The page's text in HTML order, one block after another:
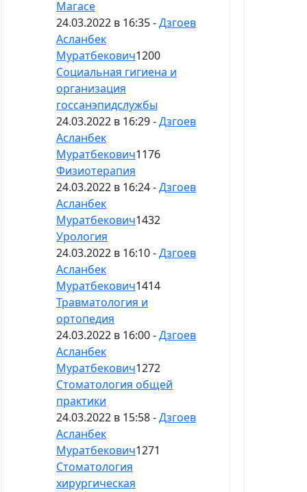
Магасе
24.03.2022 в 16:35 -Дзгоев
Асланбек
Муратбекович1200
Социальная гигиена и
организация
госсанэпидслужбы
24.03.2022 в 16:29 -Дзгоев
Асланбек
Муратбекович1176
Физиотерапия
24.03.2022 в 16:24 -Дзгоев
Асланбек
Муратбекович1432
Урология
24.03.2022 в 16:10 -Дзгоев
Асланбек
Муратбекович1414
Травматология и
ортопедия
24.03.2022 в 16:00 -Дзгоев
Асланбек
Муратбекович1272
Стоматология общей
практики
24.03.2022 в 15:58 -Дзгоев
Асланбек
Муратбекович1271
Стоматология
хирургическая